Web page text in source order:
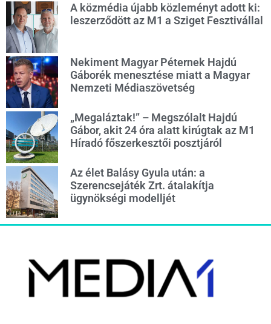
A közmédia újabb közleményt adott ki:
leszerződött az M1 a Sziget Fesztivállal
Nekiment Magyar Péternek Hajdú
Gáborék menesztése miatt a Magyar
Nemzeti Médiaszövetség
„Megaláztak!” – Megszólalt Hajdú
Gábor, akit 24 óra alatt kirúgtak az M1
Híradó főszerkesztői posztjáról
Az élet Balásy Gyula után: a
Szerencsejáték Zrt. átalakítja
ügynökségi modelljét